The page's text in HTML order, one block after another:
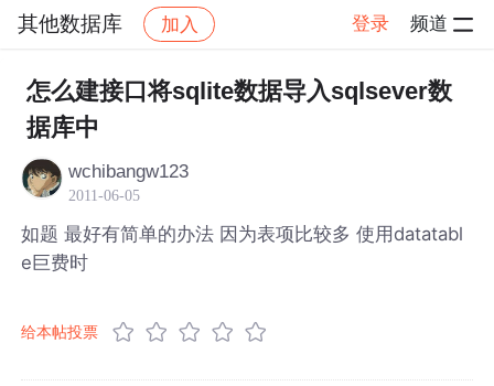
其他数据库 加入 登录 频道
社区 其他数据库 帖子详情
怎么建接口将sqlite数据导入sqlsever数
据库中
wchibangw123
2011-06-05
如题 最好有简单的办法 因为表项比较多 使用datatabl
e巨费时
给本帖投票